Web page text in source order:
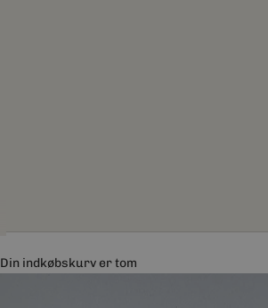
Din indkøbskurv er tom